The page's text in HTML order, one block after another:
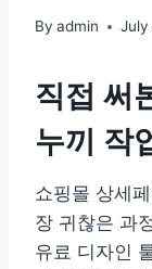
By admin
직접 써
누끼 작
쇼핑몰 상세
장 귀찮은 과
유료 디자인